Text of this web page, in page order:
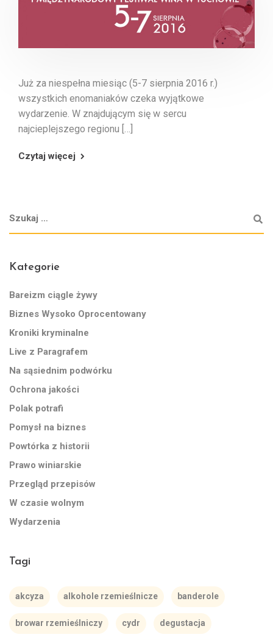
Już za niespełna miesiąc (5-7 sierpnia 2016 r.)
wszystkich enomaniaków czeka wyjątkowe
wydarzenie. W znajdującym się w sercu
najcieplejszego regionu […]
Czytaj więcej
Kategorie
Bareizm ciągle żywy
Biznes Wysoko Oprocentowany
Kroniki kryminalne
Live z Paragrafem
Na sąsiednim podwórku
Ochrona jakości
Polak potrafi
Pomysł na biznes
Powtórka z historii
Prawo winiarskie
Przegląd przepisów
W czasie wolnym
Wydarzenia
Tagi
akcyza alkohole rzemieślnicze banderole
browar rzemieślniczy cydr degustacja